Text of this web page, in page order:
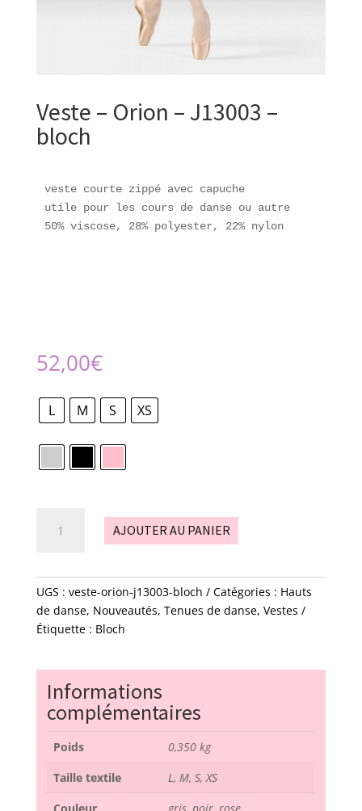
Veste – Orion – J13003 –
bloch
veste courte zippé avec capuche
utile pour les cours de danse ou autre
50% viscose, 28% polyester, 22% nylon
52,00€
L M S XS
Orion
-
J13003
AJOUTER AU PANIER
UGS : veste-orion-j13003-bloch Catégories : Hauts
de danse, Nouveautés, Tenues de danse, Vestes
Étiquette : Bloch
Informations
complémentaires
Poids
0,350 kg
Taille textile
L, M, S, XS
Couleur
gris, noir, rose